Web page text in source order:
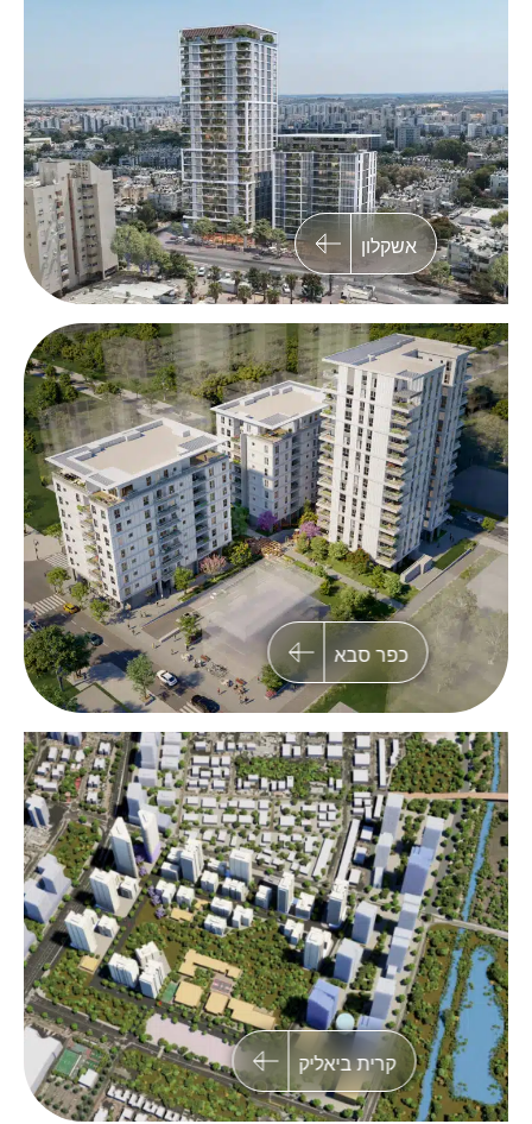
אשקלון
במסגרתו ייבנו 151 יחידות דיור בשלושה בניינים
כפר סבא
קרית ביאליק
פרויקט התחדשות עירונית רחב היקף במתחם אפק
שבקריית ביאליק הכולל תכנון של 2,068 יחידות דיור
חדשות
קרית ביאליק
אור יהודה
תכנון של כ – 726 יחידות דיור בשילוב מסחר,
משרדים ,תעסוקה ומבני ציבור